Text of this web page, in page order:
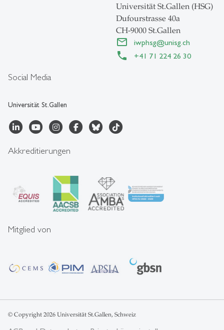
Social Media
Universität St.Gallen
Universität St.Gallen (HSG)
Dufourstrasse 40a
CH-9000 St.Gallen
iwphsg@unisg.ch
+41 71 224 26 30
Akkreditierungen
Mitglied von
© Copyright 2026 Universität St.Gallen, Schweiz